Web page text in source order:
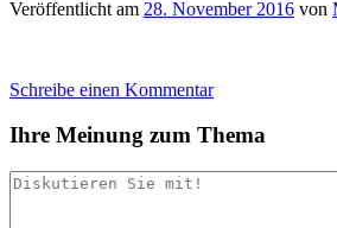
Veröffentlicht am 28. November 2016 von
Schreibe einen Kommentar
Ihre Meinung zum Thema